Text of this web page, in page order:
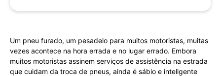
Um pneu furado, um pesadelo para muitos motoristas, muitas
vezes acontece na hora errada e no lugar errado. Embora
muitos motoristas assinem serviços de assistência na estrada
que cuidam da troca de pneus, ainda é sábio e inteligente